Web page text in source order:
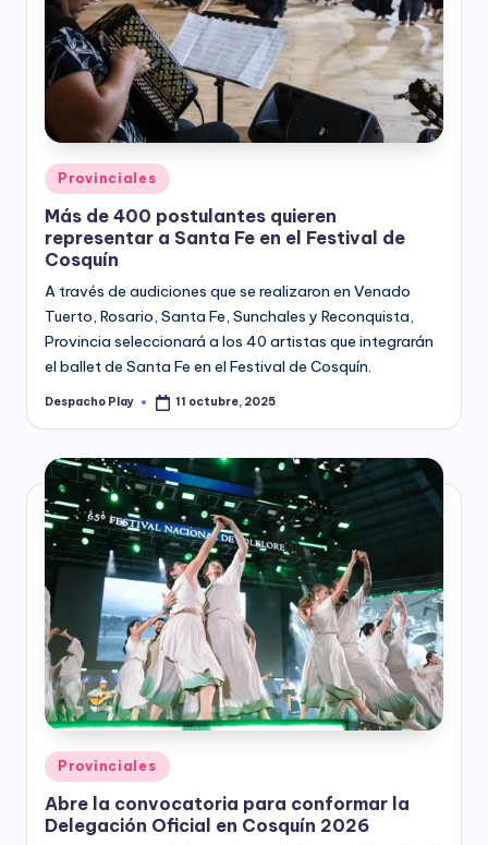
Posted
in
Provinciales
Más de 400 postulantes quieren
representar a Santa Fe en el Festival de
Cosquín
A través de audiciones que se realizaron en Venado
Tuerto, Rosario, Santa Fe, Sunchales y Reconquista,
Provincia seleccionará a los 40 artistas que integrarán
el ballet de Santa Fe en el Festival de Cosquín.
Posted
Despacho Play 11 octubre, 2025
Posted
in
Provinciales
Abre la convocatoria para conformar la
Delegación Oficial en Cosquín 2026